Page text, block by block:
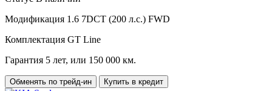
Модификация 1.6 7DCT (200 л.с.) FWD
Комплектация GT Line
Гарантия 5 лет, или 150 000 км.
Обменять по трейд-ин Купить в кредит